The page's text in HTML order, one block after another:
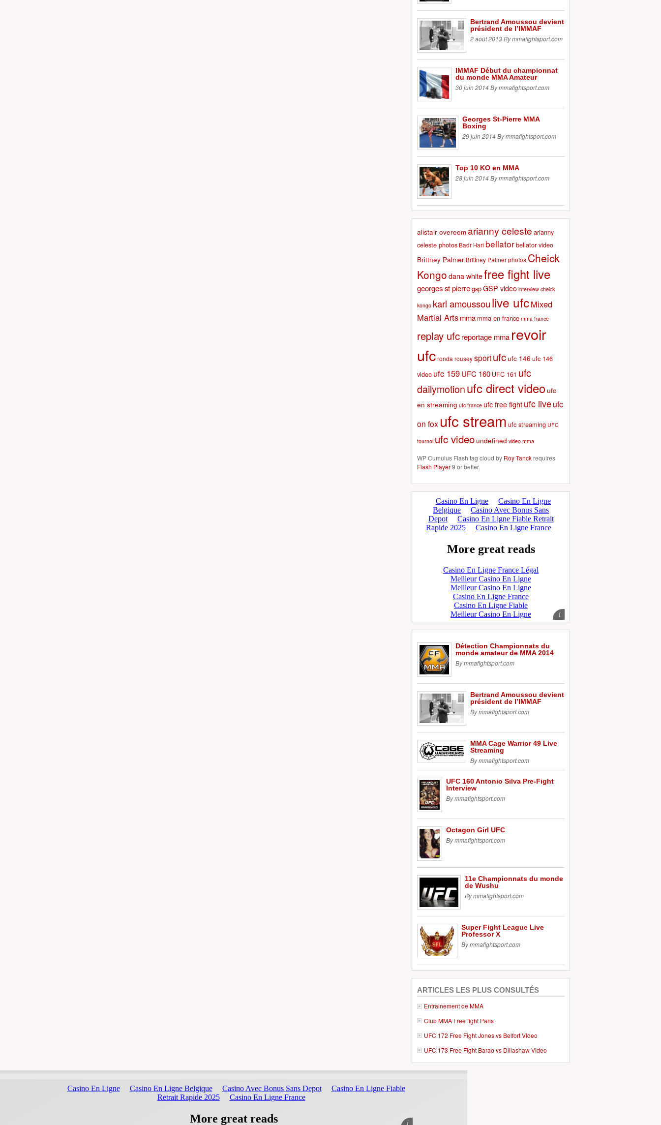
Bertrand Amoussou devient
président de l’IMMAF
2 août 2013 By mmafightsport.com
IMMAF Début du championnat
du monde MMA Amateur
30 juin 2014 By mmafightsport.com
Georges St-Pierre MMA
Boxing
29 juin 2014 By mmafightsport.com
Top 10 KO en MMA
28 juin 2014 By mmafightsport.com
alistair overeemarianny celeste arianny
celeste photos Badr Hari bellatorbellator video
Brittney Palmer Brittney Palmer photos Cheick
Kongo dana whitefree fight live
georges st pierregspGSP video interview cheick
kongo karl amoussoulive ufcMixed
Martial Artsmmamma en france mma france
replay ufcreportage mma revoir
ufcronda rouseysportufcufc 146 ufc 146
video ufc 159UFC 160 UFC 161 ufc
dailymotionufc direct video ufc
en streaming ufc france ufc free fight ufc liveufc
on fox ufc stream ufc streaming UFC
tournoi ufc videoundefined video mma
WP Cumulus Flash tag cloud by Roy Tanckrequires
Flash Player9 or better.
Détection Championnats du
monde amateur de MMA 2014
By mmafightsport.com
Bertrand Amoussou devient
président de l’IMMAF
By mmafightsport.com
MMA Cage Warrior 49 Live
Streaming
By mmafightsport.com
UFC 160 Antonio Silva Pre-Fight
Interview
By mmafightsport.com
Octagon Girl UFC
By mmafightsport.com
11e Championnats du monde
de Wushu
By mmafightsport.com
Super Fight League Live
Professor X
By mmafightsport.com
ARTICLES LES PLUS CONSULTÉS
Entrainement de MMA
Club MMA Free fight Paris
UFC 172 Free Fight Jones vs Belfort Video
UFC 173 Free Fight Barao vs Dillashaw Video